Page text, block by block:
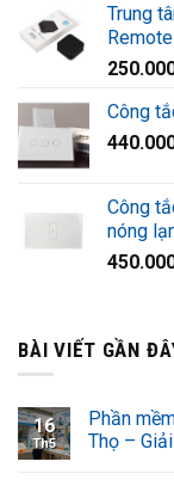
Trung
Công
Công
nóng
BÀI VIẾT GẦN
16
Th5
Phần
Thọ –